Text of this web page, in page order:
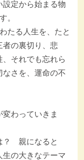
定から始まる物
。
たる人生を、たと
者の裏切り、悲
それでも忘れら
なさを、運命の不
わっていきま
？ 親になると
の大きなテーマ